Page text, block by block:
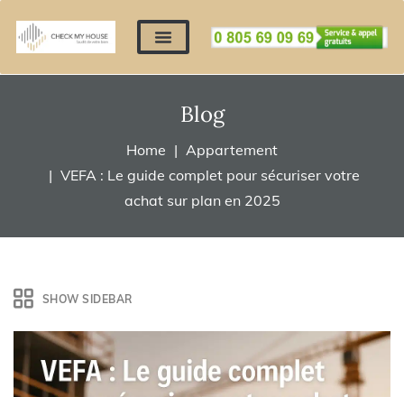
Blog
Home
Appartement
VEFA : Le guide complet pour sécuriser votre
achat sur plan en 2025
SHOW SIDEBAR